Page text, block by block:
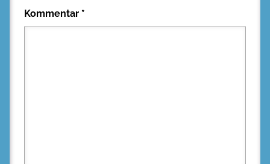
Kommentar *